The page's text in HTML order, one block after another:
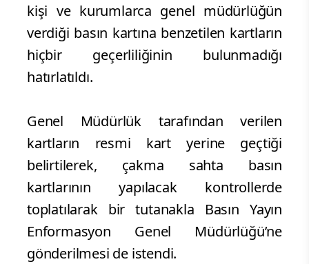
kişi ve kurumlarca genel müdürlüğün
verdiği basın kartına benzetilen kartların
hiçbir geçerliliğinin bulunmadığı
hatırlatıldı.
Genel Müdürlük tarafından verilen
kartların resmi kart yerine geçtiği
belirtilerek, çakma sahta basın
kartlarının yapılacak kontrollerde
toplatılarak bir tutanakla Basın Yayın
Enformasyon Genel Müdürlüğü’ne
gönderilmesi de istendi.